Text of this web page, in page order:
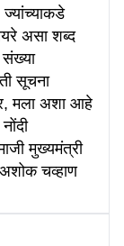
असा शब्द
संख्या
सूचना
मला अशा आहे
मुख्यमंत्री
चव्हाण